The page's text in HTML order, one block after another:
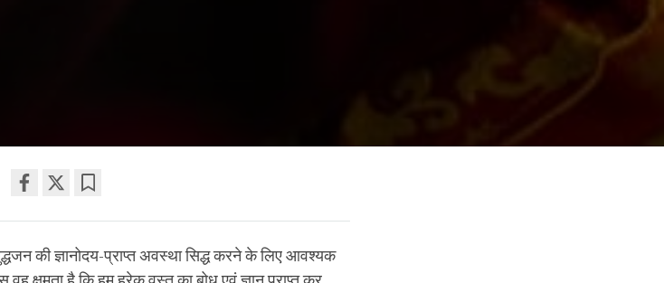
facebook
की ज्ञानोदय-प्राप्त अवस्था सिद्ध करने के लिए आवश्यक